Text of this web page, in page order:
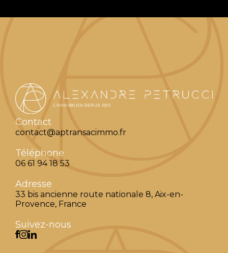
Contact
contact@aptransacimmo.fr
Téléphone
06 61 94 18 53
Adresse
33 bis ancienne route nationale 8, Aix-en-
Provence, France
Suivez-nous